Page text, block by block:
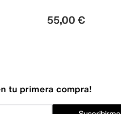
55,00 €
tu primera compra!